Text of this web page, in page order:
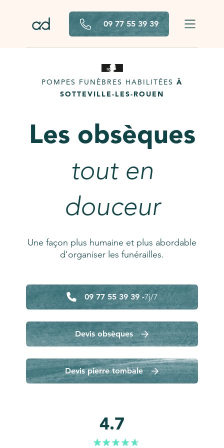
09 77 55 39 39
POMPES FUNÈBRES HABILITÉES À
SOTTEVILLE-LES-ROUEN
Les obsèques
tout en
douceur
Une façon plus humaine et plus abordable
d'organiser les funérailles.
09 77 55 39 39 -7j/7
Devis obsèques
Devis pierre tombale
4.7